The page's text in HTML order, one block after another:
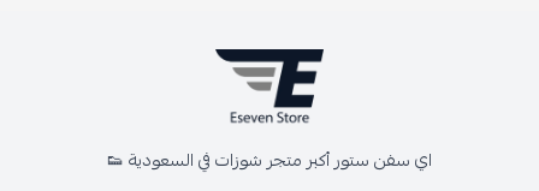
اي سفن ستور أكبر متجر شوزات في السعودية 👟